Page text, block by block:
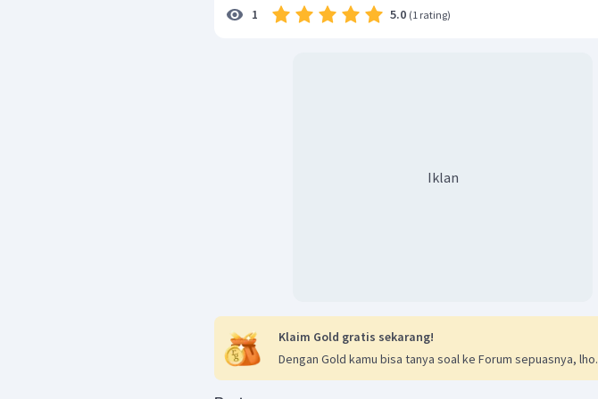
1 5.0 (1 rating)
Iklan
Klaim Gold gratis sekarang!
Dengan Gold kamu bisa tanya soal ke Forum sepuasnya, lho.